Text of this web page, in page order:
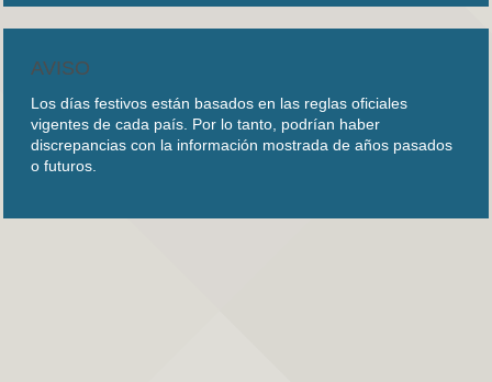
AVISO
Los días festivos están basados en las reglas oficiales
vigentes de cada país. Por lo tanto, podrían haber
discrepancias con la información mostrada de años pasados
o futuros.